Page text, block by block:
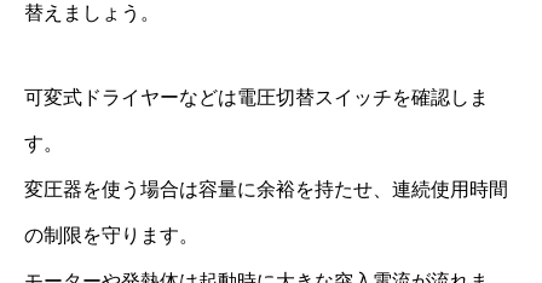
替えましょう。
可変式ドライヤーなどは電圧切替スイッチを確認しま
す。
変圧器を使う場合は容量に余裕を持たせ、連続使用時間
の制限を守ります。